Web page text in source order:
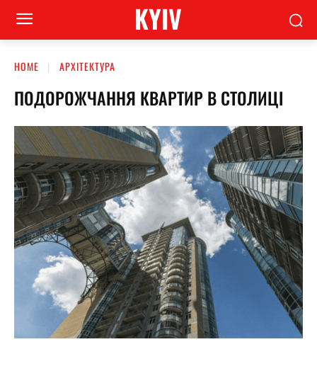
KYIV
HOME АРХІТЕКТУРА
ПОДОРОЖЧАННЯ КВАРТИР В СТОЛИЦІ